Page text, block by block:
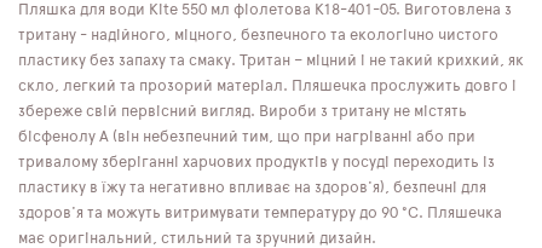
Пляшка для води Kite 550 мл фіолетова K18-401-05. Виготовлена ​​з
тритану - надійного, міцного, безпечного та екологічно чистого
пластику без запаху та смаку. Тритан – міцний і не такий крихкий, як
скло, легкий та прозорий матеріал. Пляшечка прослужить довго і
збереже свій первісний вигляд. Вироби з тритану не містять
бісфенолу А (він небезпечний тим, що при нагріванні або при
тривалому зберіганні харчових продуктів у посуді переходить із
пластику в їжу та негативно впливає на здоров'я), безпечні для
здоров'я та можуть витримувати температуру до 90 °C. Пляшечка
має оригінальний, стильний та зручний дизайн.